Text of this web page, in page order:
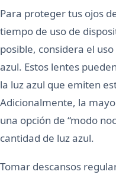
Para proteger tus ojos
tiempo de uso de
posible, considera el
azul. Estos lentes
la luz azul que emiten
Adicionalmente, la
una opción de “modo
cantidad de luz azul.
Tomar descansos